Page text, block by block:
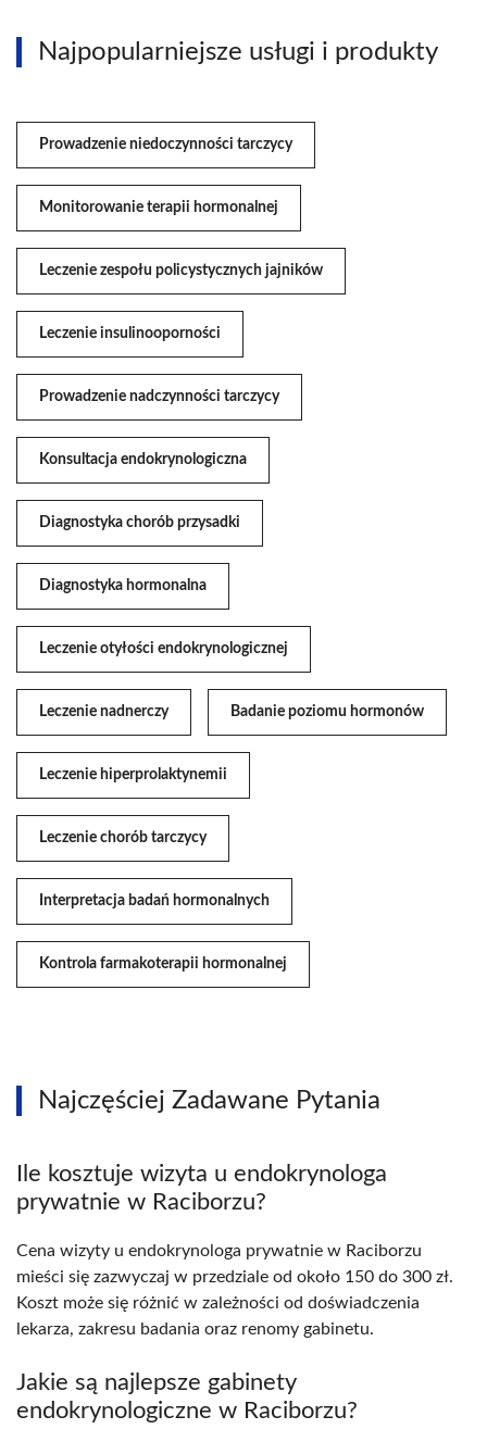
Najpopularniejsze usługi i produkty
Prowadzenie niedoczynności tarczycy
Monitorowanie terapii hormonalnej
Leczenie zespołu policystycznych jajników
Leczenie insulinooporności
Prowadzenie nadczynności tarczycy
Konsultacja endokrynologiczna
Diagnostyka chorób przysadki
Diagnostyka hormonalna
Leczenie otyłości endokrynologicznej
Leczenie nadnerczy Badanie poziomu hormonów
Leczenie hiperprolaktynemii
Leczenie chorób tarczycy
Interpretacja badań hormonalnych
Kontrola farmakoterapii hormonalnej
Najczęściej Zadawane Pytania
Ile kosztuje wizyta u endokrynologa
prywatnie w Raciborzu?
Cena wizyty u endokrynologa prywatnie w Raciborzu
mieści się zazwyczaj w przedziale od około 150 do 300 zł.
Koszt może się różnić w zależności od doświadczenia
lekarza, zakresu badania oraz renomy gabinetu.
Jakie są najlepsze gabinety
endokrynologiczne w Raciborzu?